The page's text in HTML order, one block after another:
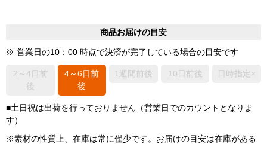
商品お届けの目安
※ 営業日の10：00 時点で決済が完了している場合の目安です
2～4日前
後
4～6日前
後
1週間前後 10日前後 日時指定×
■土日祝は出荷を行っておりません（営業日でのカウントとなりま
す）
※素材の性質上、在庫は常に僅少です。お届けの目安は在庫がある